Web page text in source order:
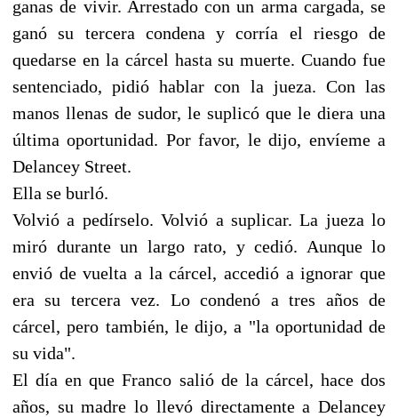
ganas de vivir. Arrestado con un arma cargada, se
ganó su tercera condena y corría el riesgo de
quedarse en la cárcel hasta su muerte. Cuando fue
sentenciado, pidió hablar con la jueza. Con las
manos llenas de sudor, le suplicó que le diera una
última oportunidad. Por favor, le dijo, envíeme a
Delancey Street.
Ella se burló.
Volvió a pedírselo. Volvió a suplicar. La jueza lo
miró durante un largo rato, y cedió. Aunque lo
envió de vuelta a la cárcel, accedió a ignorar que
era su tercera vez. Lo condenó a tres años de
cárcel, pero también, le dijo, a "la oportunidad de
su vida".
El día en que Franco salió de la cárcel, hace dos
años, su madre lo llevó directamente a Delancey